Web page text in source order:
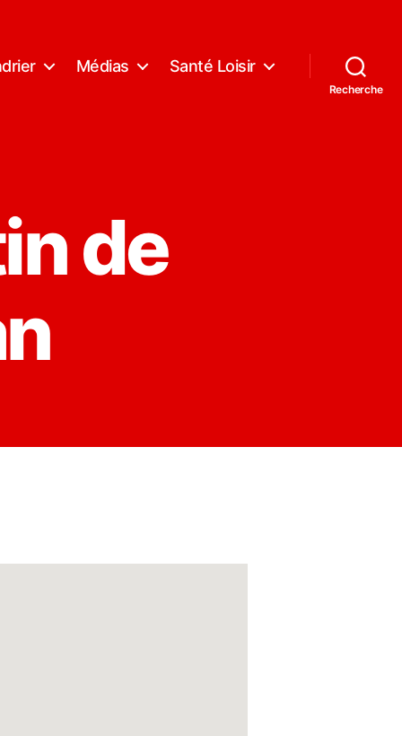
Médias Santé Loisir
Recherche
de